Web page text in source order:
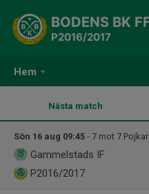
Hem
BODENS BK
P2016/2017
Nästa match
Sön 16 aug 09:45 - 7 mot 7
Gammelstads IF
P2016/2017